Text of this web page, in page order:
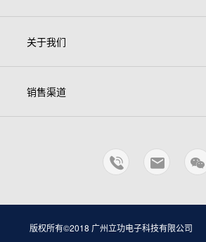
关于我们
销售渠道
版权所有©2018 广州立功电子科技有限公司